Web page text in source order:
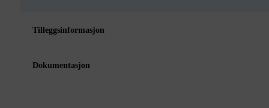
Tilleggsinformasjon
Dokumentasjon